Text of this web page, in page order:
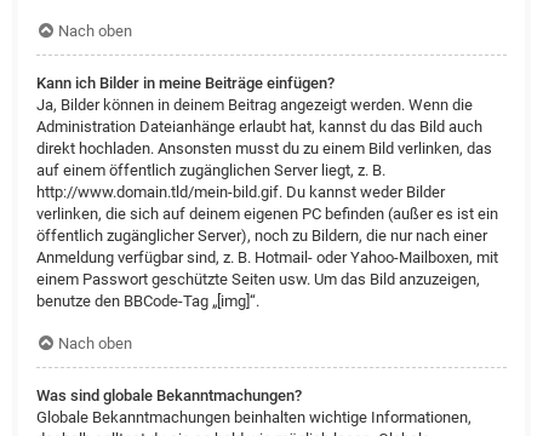
Nach oben
Kann ich Bilder in meine Beiträge einfügen?
Ja, Bilder können in deinem Beitrag angezeigt werden. Wenn die
Administration Dateianhänge erlaubt hat, kannst du das Bild auch
direkt hochladen. Ansonsten musst du zu einem Bild verlinken, das
auf einem öffentlich zugänglichen Server liegt, z. B.
http://www.domain.tld/mein-bild.gif. Du kannst weder Bilder
verlinken, die sich auf deinem eigenen PC befinden (außer es ist ein
öffentlich zugänglicher Server), noch zu Bildern, die nur nach einer
Anmeldung verfügbar sind, z. B. Hotmail- oder Yahoo-Mailboxen, mit
einem Passwort geschützte Seiten usw. Um das Bild anzuzeigen,
benutze den BBCode-Tag „[img]“.
Nach oben
Was sind globale Bekanntmachungen?
Globale Bekanntmachungen beinhalten wichtige Informationen,